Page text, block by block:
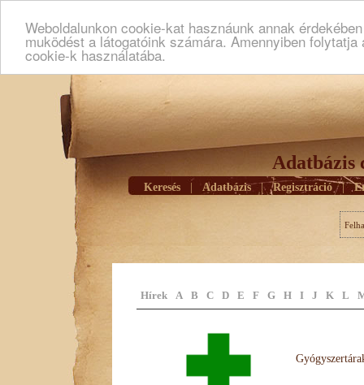
Weboldalunkon cookie-kat hasznáunk annak
muködést a látogatóink számára. Amennyiben
cookie-k használatába.
Adatbázis
Keresés Adatbázis | Regisztráció |
Hírek A B C D E F G H I J K L